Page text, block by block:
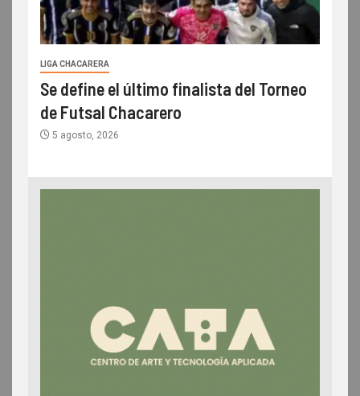
LIGA CHACARERA
Se define el último finalista del Torneo
de Futsal Chacarero
5 agosto, 2026